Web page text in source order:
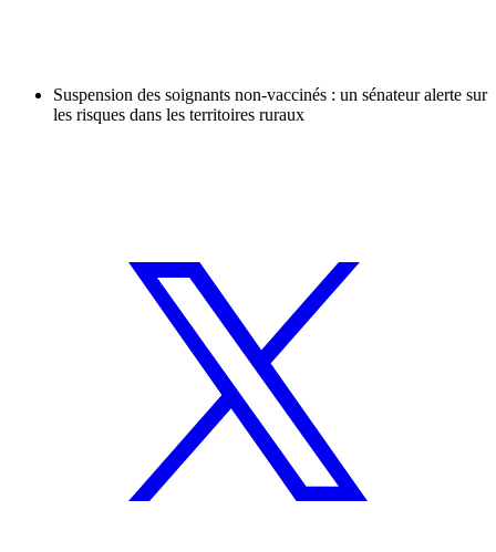
Suspension des soignants non-vaccinés : un sénateur alerte sur
les risques dans les territoires ruraux